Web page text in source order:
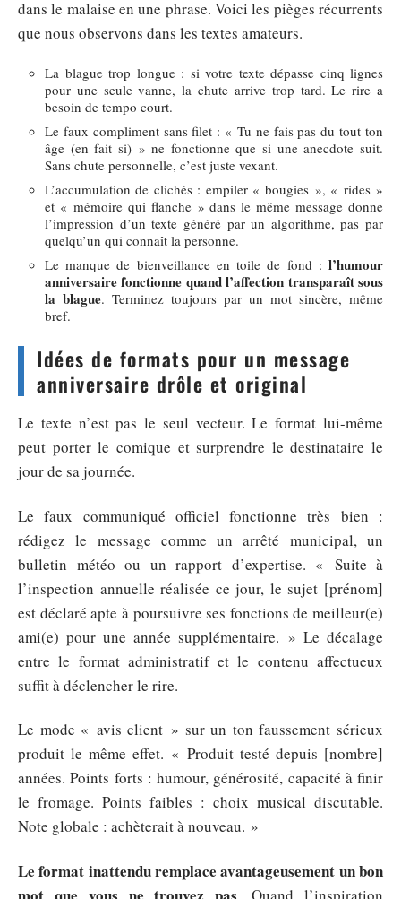
dans le malaise en une phrase. Voici les pièges récurrents
que nous observons dans les textes amateurs.
La blague trop longue : si votre texte dépasse cinq lignes
pour une seule vanne, la chute arrive trop tard. Le rire a
besoin de tempo court.
Le faux compliment sans filet : « Tu ne fais pas du tout ton
âge (en fait si) » ne fonctionne que si une anecdote suit.
Sans chute personnelle, c’est juste vexant.
L’accumulation de clichés : empiler « bougies », « rides »
et « mémoire qui flanche » dans le même message donne
l’impression d’un texte généré par un algorithme, pas par
quelqu’un qui connaît la personne.
Le manque de bienveillance en toile de fond : l’humour
anniversaire fonctionne quand l’affection transparaît sous
la blague. Terminez toujours par un mot sincère, même
bref.
Idées de formats pour un message
anniversaire drôle et original
Le texte n’est pas le seul vecteur. Le format lui-même
peut porter le comique et surprendre le destinataire le
jour de sa journée.
Le faux communiqué officiel fonctionne très bien :
rédigez le message comme un arrêté municipal, un
bulletin météo ou un rapport d’expertise. « Suite à
l’inspection annuelle réalisée ce jour, le sujet [prénom]
est déclaré apte à poursuivre ses fonctions de meilleur(e)
ami(e) pour une année supplémentaire. » Le décalage
entre le format administratif et le contenu affectueux
suffit à déclencher le rire.
Le mode « avis client » sur un ton faussement sérieux
produit le même effet. « Produit testé depuis [nombre]
années. Points forts : humour, générosité, capacité à finir
le fromage. Points faibles : choix musical discutable.
Note globale : achèterait à nouveau. »
Le format inattendu remplace avantageusement un bon
mot que vous ne trouvez pas. Quand l’inspiration